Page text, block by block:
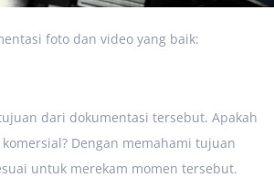
foto dan video yang baik:
dari dokumentasi tersebut. Apakah
Dengan memahami tujuan
untuk merekam momen tersebut.